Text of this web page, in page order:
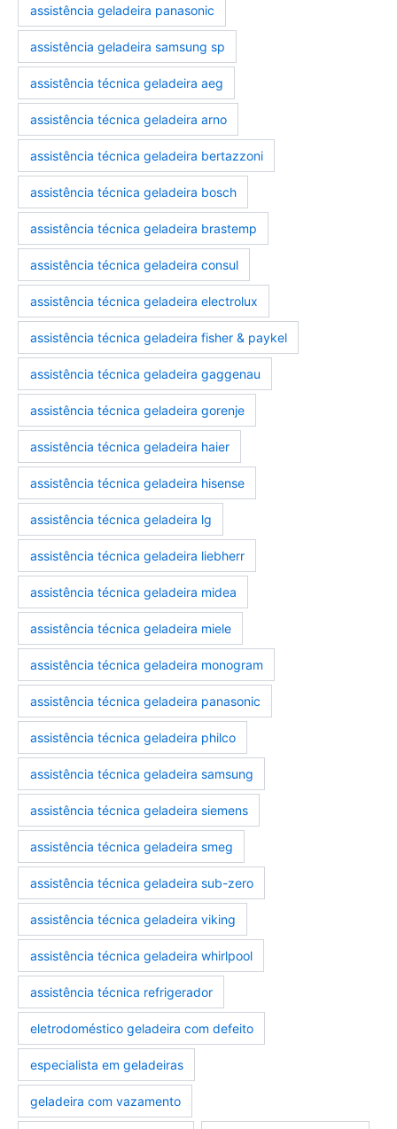
assistência geladeira panasonic
assistência geladeira samsung sp
assistência técnica geladeira aeg
assistência técnica geladeira arno
assistência técnica geladeira bertazzoni
assistência técnica geladeira bosch
assistência técnica geladeira brastemp
assistência técnica geladeira consul
assistência técnica geladeira electrolux
assistência técnica geladeira fisher & paykel
assistência técnica geladeira gaggenau
assistência técnica geladeira gorenje
assistência técnica geladeira haier
assistência técnica geladeira hisense
assistência técnica geladeira lg
assistência técnica geladeira liebherr
assistência técnica geladeira midea
assistência técnica geladeira miele
assistência técnica geladeira monogram
assistência técnica geladeira panasonic
assistência técnica geladeira philco
assistência técnica geladeira samsung
assistência técnica geladeira siemens
assistência técnica geladeira smeg
assistência técnica geladeira sub-zero
assistência técnica geladeira viking
assistência técnica geladeira whirlpool
assistência técnica refrigerador
eletrodoméstico geladeira com defeito
especialista em geladeiras
geladeira com vazamento